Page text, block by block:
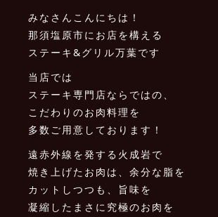
みなさんこんにちは！
那須塩原市にお店を構える
ステーキ&グリル万葉です
当店では
ステーキ専門店ならではの、
こだわりのお肉料理を
多数ご用意しております！
遠赤外線を発する火成岩で
焼き上げたお肉は、余分な脂を
カットしつつも、旨味を
凝縮したまさに究極のお肉を